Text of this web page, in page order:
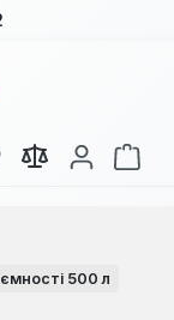
У вас є 0 у списку
500 л